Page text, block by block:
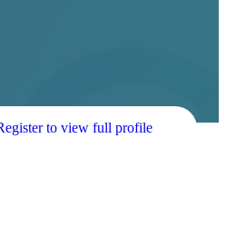
to view full profile